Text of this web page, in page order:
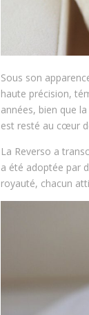
Sous son
haute précision,
années, bien que
est resté au cœur
La Reverso a
a été adoptée par
royauté, chacun